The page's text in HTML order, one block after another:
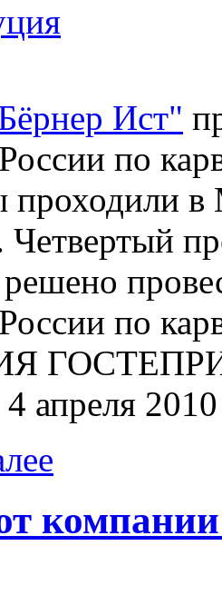
Ист"
по
проходили в
Четвертый
по
апреля 2010